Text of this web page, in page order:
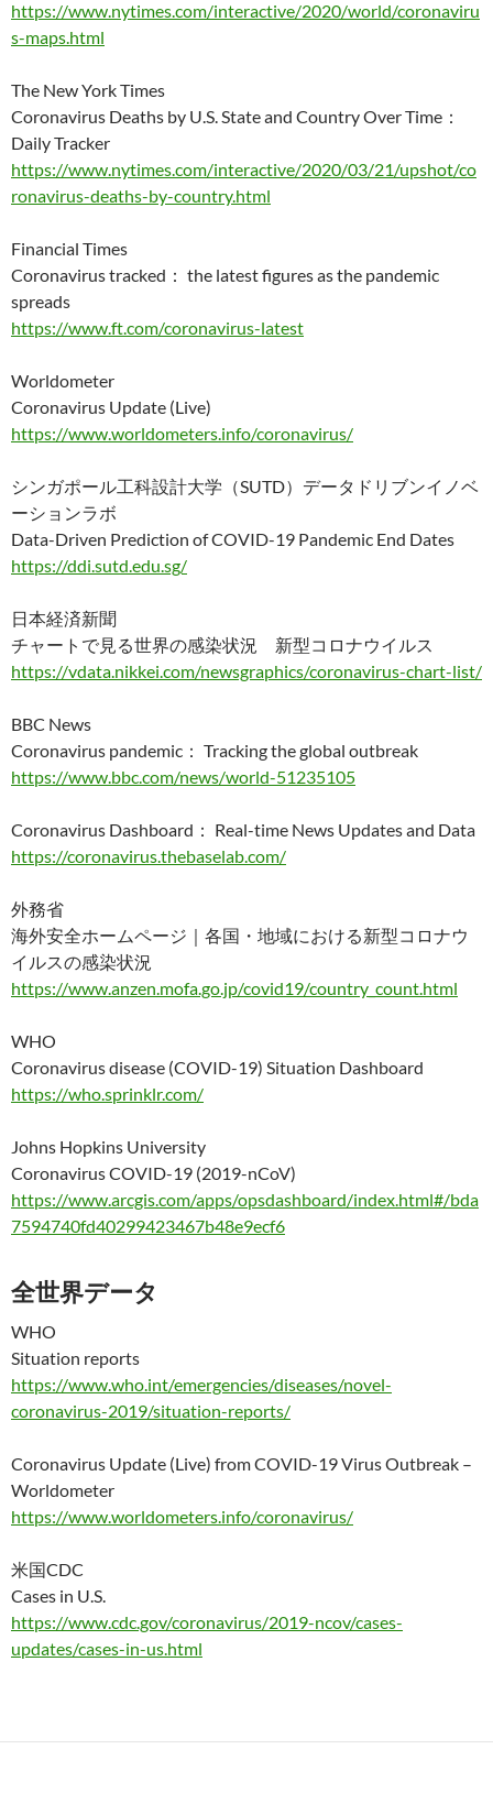
https://www.nytimes.com/interactive/2020/world/coronaviru
s-maps.html
The New York Times
Coronavirus Deaths by U.S. State and Country Over Time：
Daily Tracker
https://www.nytimes.com/interactive/2020/03/21/upshot/co
ronavirus-deaths-by-country.html
Financial Times
Coronavirus tracked： the latest figures as the pandemic
spreads
https://www.ft.com/coronavirus-latest
Worldometer
Coronavirus Update (Live)
https://www.worldometers.info/coronavirus/
シンガポール工科設計大学（SUTD）データドリブンイノベ
ーションラボ
Data-Driven Prediction of COVID-19 Pandemic End Dates
https://ddi.sutd.edu.sg/
日本経済新聞
チャートで見る世界の感染状況 新型コロナウイルス
https://vdata.nikkei.com/newsgraphics/coronavirus-chart-list/
BBC News
Coronavirus pandemic： Tracking the global outbreak
https://www.bbc.com/news/world-51235105
Coronavirus Dashboard： Real-time News Updates and Data
https://coronavirus.thebaselab.com/
外務省
海外安全ホームページ｜各国・地域における新型コロナウ
イルスの感染状況
https://www.anzen.mofa.go.jp/covid19/country_count.html
WHO
Coronavirus disease (COVID-19) Situation Dashboard
https://who.sprinklr.com/
Johns Hopkins University
Coronavirus COVID-19 (2019-nCoV)
https://www.arcgis.com/apps/opsdashboard/index.html#/bda
7594740fd40299423467b48e9ecf6
全世界データ
WHO
Situation reports
https://www.who.int/emergencies/diseases/novel-
coronavirus-2019/situation-reports/
Coronavirus Update (Live) from COVID-19 Virus Outbreak –
Worldometer
https://www.worldometers.info/coronavirus/
米国CDC
Cases in U.S.
https://www.cdc.gov/coronavirus/2019-ncov/cases-
updates/cases-in-us.html